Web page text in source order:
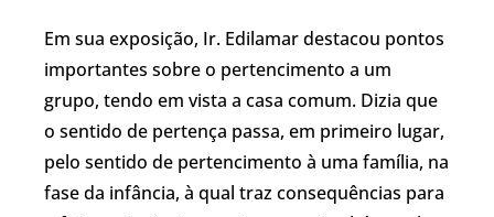
Em sua exposição, Ir. Edilamar destacou pontos
importantes sobre o pertencimento a um
grupo, tendo em vista a casa comum. Dizia que
o sentido de pertença passa, em primeiro lugar,
pelo sentido de pertencimento à uma família, na
fase da infância, à qual traz consequências para